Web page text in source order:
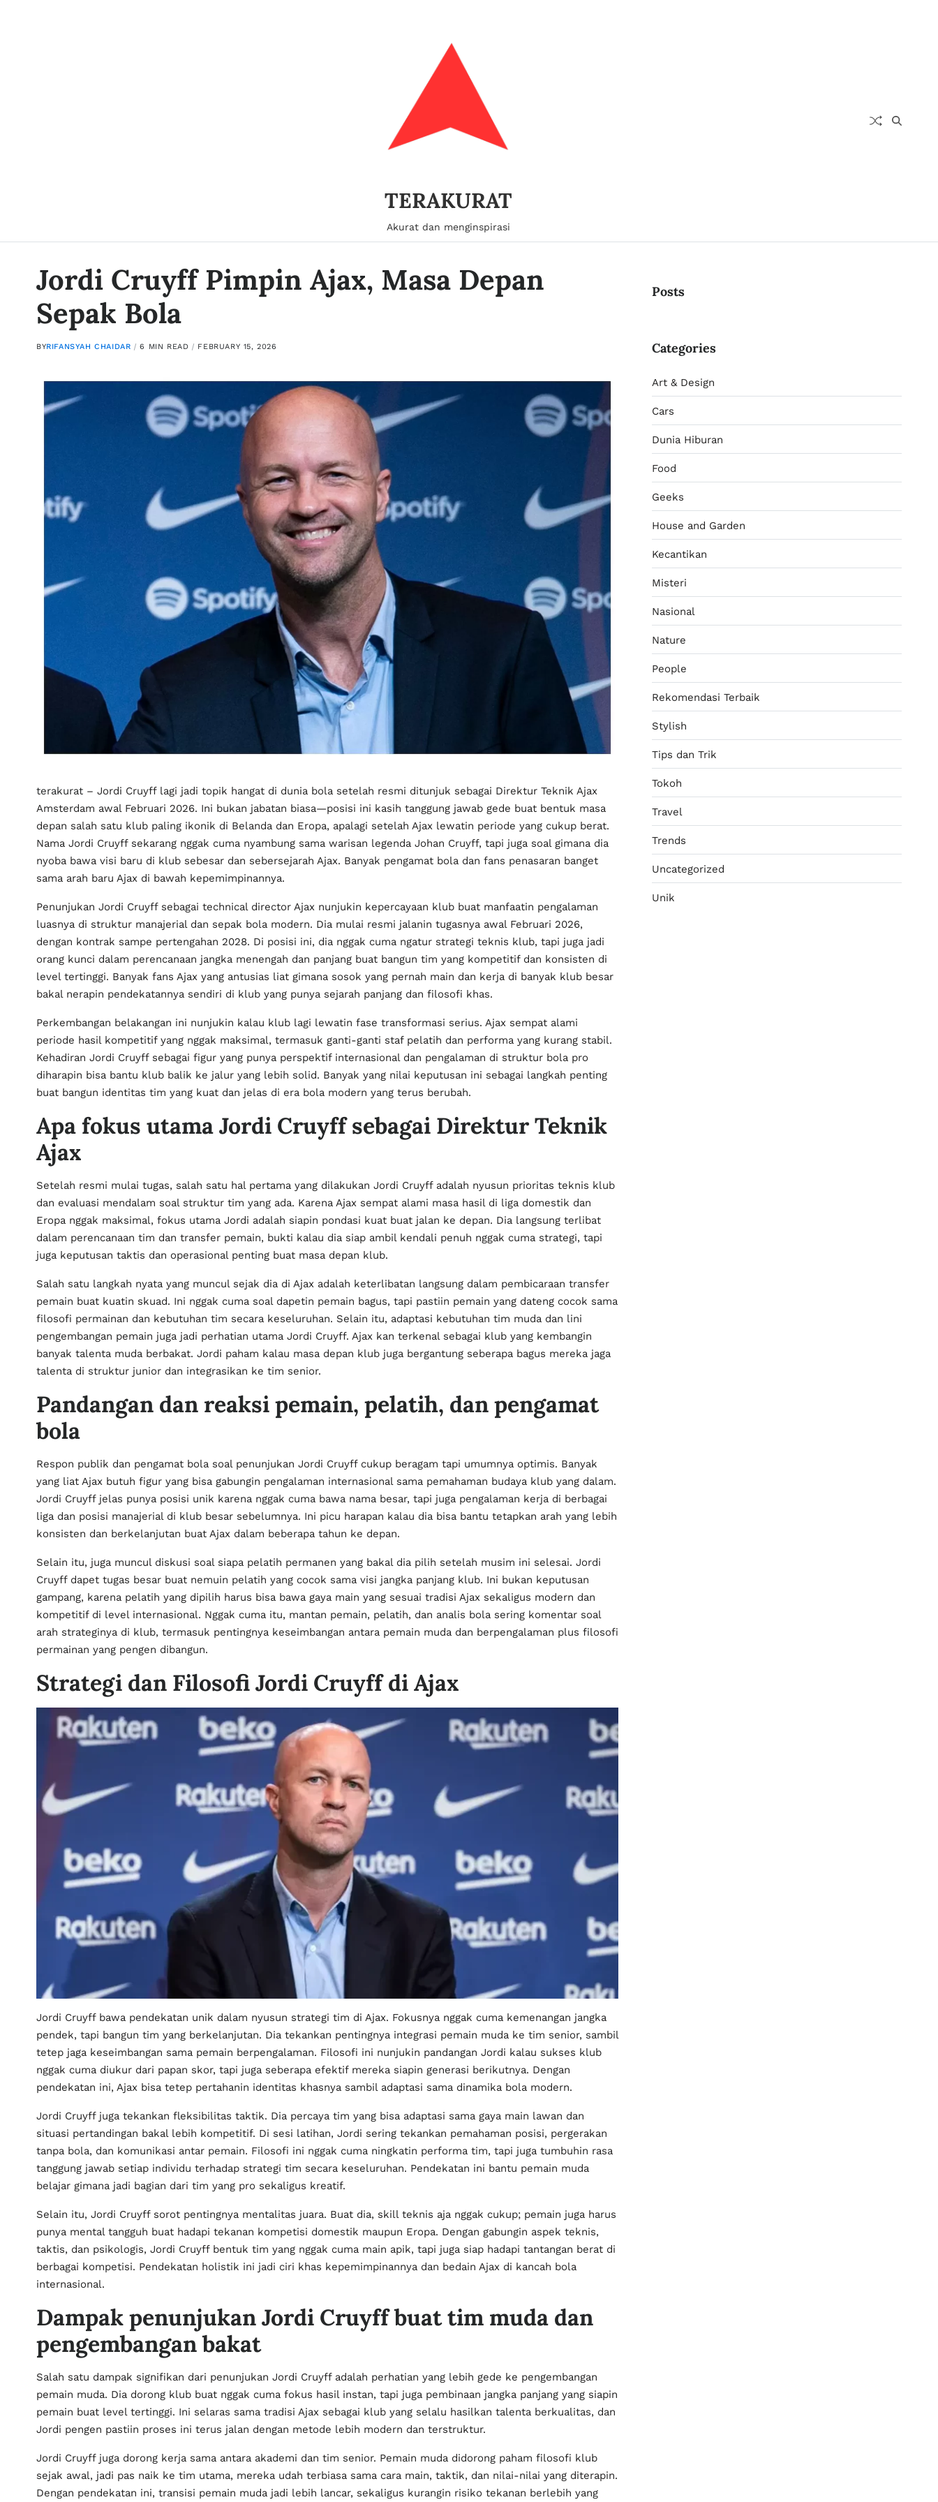
TERAKURAT
Akurat dan menginspirasi
Jordi Cruyff Pimpin Ajax, Masa Depan
Sepak Bola
BYRIFANSYAH CHAIDAR 6 MIN READ FEBRUARY 15, 2026
terakurat – Jordi Cruyff lagi jadi topik hangat di dunia bola setelah resmi ditunjuk sebagai Direktur Teknik Ajax
Amsterdam awal Februari 2026. Ini bukan jabatan biasa—posisi ini kasih tanggung jawab gede buat bentuk masa
depan salah satu klub paling ikonik di Belanda dan Eropa, apalagi setelah Ajax lewatin periode yang cukup berat.
Nama Jordi Cruyff sekarang nggak cuma nyambung sama warisan legenda Johan Cruyff, tapi juga soal gimana dia
nyoba bawa visi baru di klub sebesar dan sebersejarah Ajax. Banyak pengamat bola dan fans penasaran banget
sama arah baru Ajax di bawah kepemimpinannya.
Penunjukan Jordi Cruyff sebagai technical director Ajax nunjukin kepercayaan klub buat manfaatin pengalaman
luasnya di struktur manajerial dan sepak bola modern. Dia mulai resmi jalanin tugasnya awal Februari 2026,
dengan kontrak sampe pertengahan 2028. Di posisi ini, dia nggak cuma ngatur strategi teknis klub, tapi juga jadi
orang kunci dalam perencanaan jangka menengah dan panjang buat bangun tim yang kompetitif dan konsisten di
level tertinggi. Banyak fans Ajax yang antusias liat gimana sosok yang pernah main dan kerja di banyak klub besar
bakal nerapin pendekatannya sendiri di klub yang punya sejarah panjang dan filosofi khas.
Perkembangan belakangan ini nunjukin kalau klub lagi lewatin fase transformasi serius. Ajax sempat alami
periode hasil kompetitif yang nggak maksimal, termasuk ganti-ganti staf pelatih dan performa yang kurang stabil.
Kehadiran Jordi Cruyff sebagai figur yang punya perspektif internasional dan pengalaman di struktur bola pro
diharapin bisa bantu klub balik ke jalur yang lebih solid. Banyak yang nilai keputusan ini sebagai langkah penting
buat bangun identitas tim yang kuat dan jelas di era bola modern yang terus berubah.
Apa fokus utama Jordi Cruyff sebagai Direktur Teknik
Ajax
Setelah resmi mulai tugas, salah satu hal pertama yang dilakukan Jordi Cruyff adalah nyusun prioritas teknis klub
dan evaluasi mendalam soal struktur tim yang ada. Karena Ajax sempat alami masa hasil di liga domestik dan
Eropa nggak maksimal, fokus utama Jordi adalah siapin pondasi kuat buat jalan ke depan. Dia langsung terlibat
dalam perencanaan tim dan transfer pemain, bukti kalau dia siap ambil kendali penuh nggak cuma strategi, tapi
juga keputusan taktis dan operasional penting buat masa depan klub.
Salah satu langkah nyata yang muncul sejak dia di Ajax adalah keterlibatan langsung dalam pembicaraan transfer
pemain buat kuatin skuad. Ini nggak cuma soal dapetin pemain bagus, tapi pastiin pemain yang dateng cocok sama
filosofi permainan dan kebutuhan tim secara keseluruhan. Selain itu, adaptasi kebutuhan tim muda dan lini
pengembangan pemain juga jadi perhatian utama Jordi Cruyff. Ajax kan terkenal sebagai klub yang kembangin
banyak talenta muda berbakat. Jordi paham kalau masa depan klub juga bergantung seberapa bagus mereka jaga
talenta di struktur junior dan integrasikan ke tim senior.
Pandangan dan reaksi pemain, pelatih, dan pengamat
bola
Respon publik dan pengamat bola soal penunjukan Jordi Cruyff cukup beragam tapi umumnya optimis. Banyak
yang liat Ajax butuh figur yang bisa gabungin pengalaman internasional sama pemahaman budaya klub yang dalam.
Jordi Cruyff jelas punya posisi unik karena nggak cuma bawa nama besar, tapi juga pengalaman kerja di berbagai
liga dan posisi manajerial di klub besar sebelumnya. Ini picu harapan kalau dia bisa bantu tetapkan arah yang lebih
konsisten dan berkelanjutan buat Ajax dalam beberapa tahun ke depan.
Selain itu, juga muncul diskusi soal siapa pelatih permanen yang bakal dia pilih setelah musim ini selesai. Jordi
Cruyff dapet tugas besar buat nemuin pelatih yang cocok sama visi jangka panjang klub. Ini bukan keputusan
gampang, karena pelatih yang dipilih harus bisa bawa gaya main yang sesuai tradisi Ajax sekaligus modern dan
kompetitif di level internasional. Nggak cuma itu, mantan pemain, pelatih, dan analis bola sering komentar soal
arah strateginya di klub, termasuk pentingnya keseimbangan antara pemain muda dan berpengalaman plus filosofi
permainan yang pengen dibangun.
Strategi dan Filosofi Jordi Cruyff di Ajax
Jordi Cruyff bawa pendekatan unik dalam nyusun strategi tim di Ajax. Fokusnya nggak cuma kemenangan jangka
pendek, tapi bangun tim yang berkelanjutan. Dia tekankan pentingnya integrasi pemain muda ke tim senior, sambil
tetep jaga keseimbangan sama pemain berpengalaman. Filosofi ini nunjukin pandangan Jordi kalau sukses klub
nggak cuma diukur dari papan skor, tapi juga seberapa efektif mereka siapin generasi berikutnya. Dengan
pendekatan ini, Ajax bisa tetep pertahanin identitas khasnya sambil adaptasi sama dinamika bola modern.
Jordi Cruyff juga tekankan fleksibilitas taktik. Dia percaya tim yang bisa adaptasi sama gaya main lawan dan
situasi pertandingan bakal lebih kompetitif. Di sesi latihan, Jordi sering tekankan pemahaman posisi, pergerakan
tanpa bola, dan komunikasi antar pemain. Filosofi ini nggak cuma ningkatin performa tim, tapi juga tumbuhin rasa
tanggung jawab setiap individu terhadap strategi tim secara keseluruhan. Pendekatan ini bantu pemain muda
belajar gimana jadi bagian dari tim yang pro sekaligus kreatif.
Selain itu, Jordi Cruyff sorot pentingnya mentalitas juara. Buat dia, skill teknis aja nggak cukup; pemain juga harus
punya mental tangguh buat hadapi tekanan kompetisi domestik maupun Eropa. Dengan gabungin aspek teknis,
taktis, dan psikologis, Jordi Cruyff bentuk tim yang nggak cuma main apik, tapi juga siap hadapi tantangan berat di
berbagai kompetisi. Pendekatan holistik ini jadi ciri khas kepemimpinannya dan bedain Ajax di kancah bola
internasional.
Dampak penunjukan Jordi Cruyff buat tim muda dan
pengembangan bakat
Salah satu dampak signifikan dari penunjukan Jordi Cruyff adalah perhatian yang lebih gede ke pengembangan
pemain muda. Dia dorong klub buat nggak cuma fokus hasil instan, tapi juga pembinaan jangka panjang yang siapin
pemain buat level tertinggi. Ini selaras sama tradisi Ajax sebagai klub yang selalu hasilkan talenta berkualitas, dan
Jordi pengen pastiin proses ini terus jalan dengan metode lebih modern dan terstruktur.
Jordi Cruyff juga dorong kerja sama antara akademi dan tim senior. Pemain muda didorong paham filosofi klub
sejak awal, jadi pas naik ke tim utama, mereka udah terbiasa sama cara main, taktik, dan nilai-nilai yang diterapin.
Dengan pendekatan ini, transisi pemain muda jadi lebih lancar, sekaligus kurangin risiko tekanan berlebih yang
Posts
Categories
Art & Design
Cars
Dunia Hiburan
Food
Geeks
House and Garden
Kecantikan
Misteri
Nasional
Nature
People
Rekomendasi Terbaik
Stylish
Tips dan Trik
Tokoh
Travel
Trends
Uncategorized
Unik